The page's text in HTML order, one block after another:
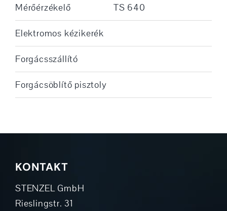
Mérőérzékelő TS 640
Elektromos kézikerék
Forgácsszállító
Forgácsöblítő pisztoly
KONTAKT
STENZEL GmbH
Rieslingstr. 31